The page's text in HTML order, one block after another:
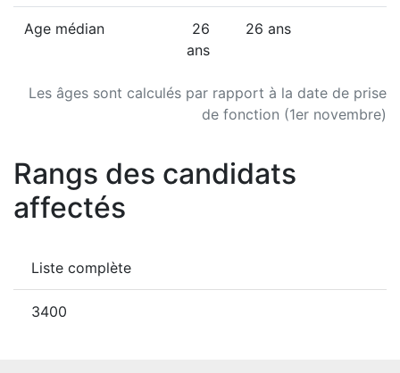
Les âges sont calculés par rapport à la date de prise
de fonction (1er novembre)
Age médian
26
ans
26 ans
Rangs des candidats
affectés
Liste complète
3400